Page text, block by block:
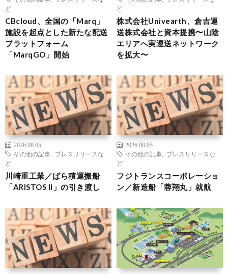
ど
CBcloud、全国の「Marq」
施設を起点とした新たな配送
プラットフォーム
「MarqGO」開始
ど
株式会社Univearth、倉吉運
送株式会社と資本提携〜山陰
エリアへ実運送ネットワーク
を拡大〜
2026.08.05
その他の記事
プレスリリースな
ど
川崎重工業／ばら積運搬船
「ARISTOS II」の引き渡し
2026.08.05
その他の記事
プレスリリースな
ど
フジトランスコーポレーショ
ン／新造船「蓉翔丸」就航